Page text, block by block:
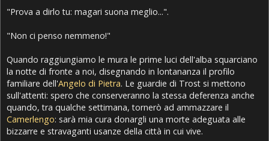
"Prova a dirlo tu: magari suona meglio...".
"Non ci penso nemmeno!"
Quando raggiungiamo le mura le prime luci dell'alba squarciano
la notte di fronte a noi, disegnando in lontananza il profilo
familiare dell'Angelo di Pietra. Le guardie di Trost si mettono
sull'attenti: spero che conserveranno la stessa deferenza anche
quando, tra qualche settimana, tornerò ad ammazzare il
Camerlengo: sarà mia cura donargli una morte adeguata alle
bizzarre e stravaganti usanze della città in cui vive.